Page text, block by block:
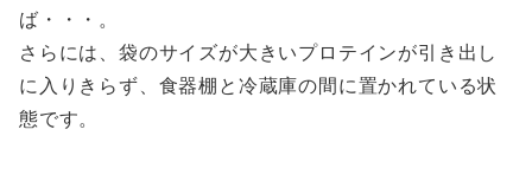
ば・・・。
さらには、袋のサイズが大きいプロテインが引き出し
に入りきらず、食器棚と冷蔵庫の間に置かれている状
態です。